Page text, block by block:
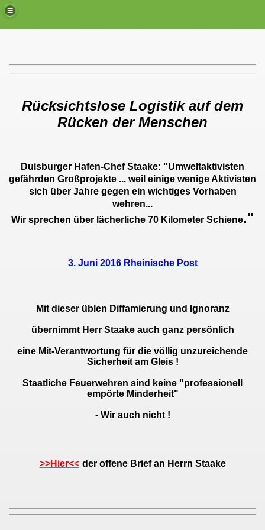
Rücksichtslose Logistik auf dem
Rücken der Menschen
Duisburger Hafen-Chef Staake: "Umweltaktivisten
gefährden Großprojekte ... weil einige wenige Aktivisten
sich über Jahre gegen ein wichtiges Vorhaben
wehren...
Wir sprechen über lächerliche 70 Kilometer Schiene."
3. Juni 2016 Rheinische Post
Mit dieser üblen Diffamierung und Ignoranz
übernimmt Herr Staake auch ganz persönlich
eine Mit-Verantwortung für die völlig unzureichende
Sicherheit am Gleis !
Staatliche Feuerwehren sind keine "professionell
empörte Minderheit"
- Wir auch nicht !
>>Hier<< der offene Brief an Herrn Staake